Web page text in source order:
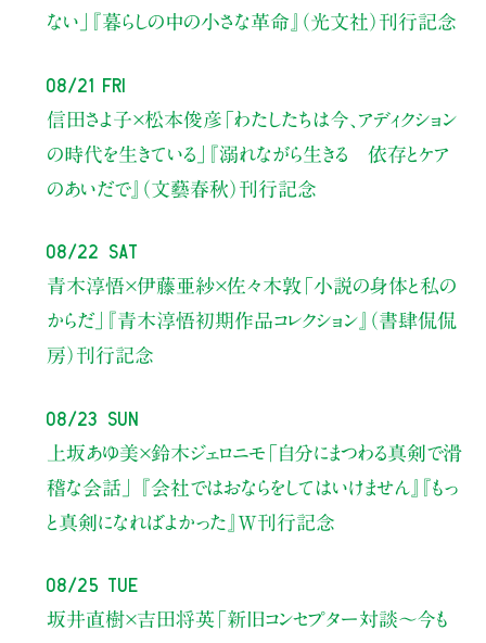
ない」
『暮らしの中の小さな革命』（光文社）刊行記念
08/21 Fri
信田さよ子×松本俊彦 「わたしたちは今、アディクション
の時代を生きている」
『溺れながら生きる 依存とケア
のあいだで』（文藝春秋）刊行記念
08/22 Sat
青木淳悟×伊藤亜紗×佐々木敦 「小説の身体と私の
からだ」
『青木淳悟初期作品コレクション』（書肆侃侃
房）刊行記念
08/23 Sun
上坂あゆ美×鈴木ジェロニモ 「自分にまつわる真剣で滑
稽な会話」
『会社ではおならをしてはいけません』『もっ
と真剣になればよかった』W刊行記念
08/25 Tue
坂井直樹×吉田将英「新旧コンセプター対談～今も